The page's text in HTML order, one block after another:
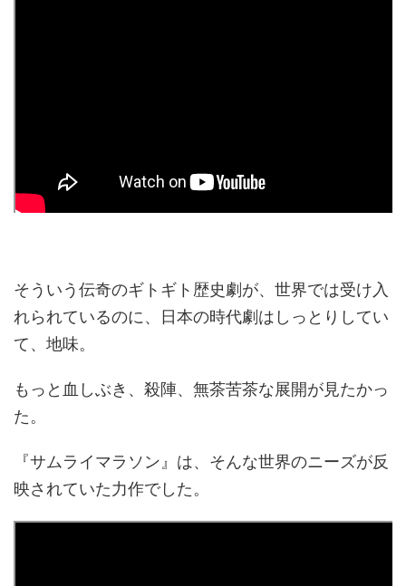
そういう伝奇のギトギト歴史劇が、世界では受け入
れられているのに、日本の時代劇はしっとりしてい
て、地味。
もっと血しぶき、殺陣、無茶苦茶な展開が見たかっ
た。
『サムライマラソン』は、そんな世界のニーズが反
映されていた力作でした。